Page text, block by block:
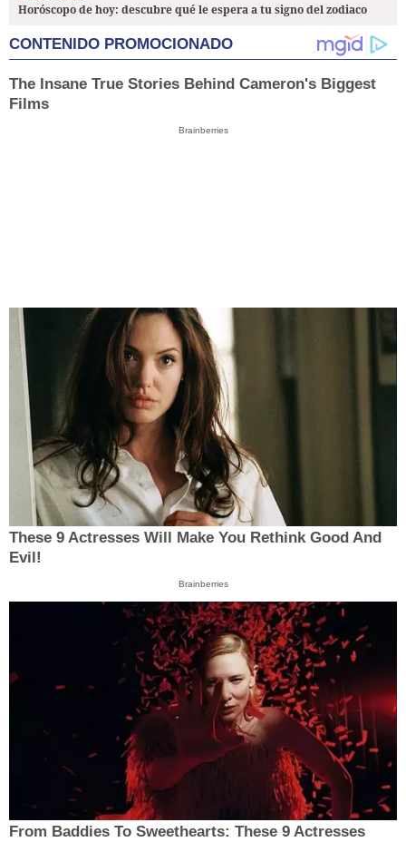
Horóscopo de hoy: descubre qué le espera a tu signo del zodiaco
CONTENIDO PROMOCIONADO
The Insane True Stories Behind Cameron's Biggest
Films
Brainberries
These 9 Actresses Will Make You Rethink Good And
Evil!
Brainberries
From Baddies To Sweethearts: These 9 Actresses